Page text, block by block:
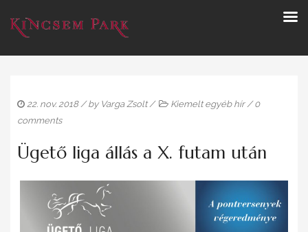
22. nov. 2018/ by Varga Zsolt/ Kiemelt egyéb hír/0
comments
Ügető liga állás a X. futam után